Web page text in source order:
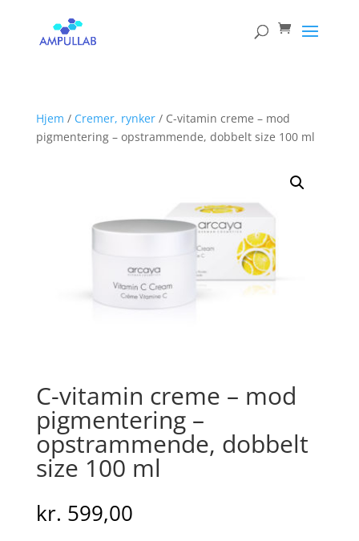
Hjem / Cremer, rynker/ C-vitamin creme – mod
pigmentering – opstrammende, dobbelt size 100 ml
C-vitamin creme – mod
pigmentering –
opstrammende, dobbelt
size 100 ml
kr. 599,00